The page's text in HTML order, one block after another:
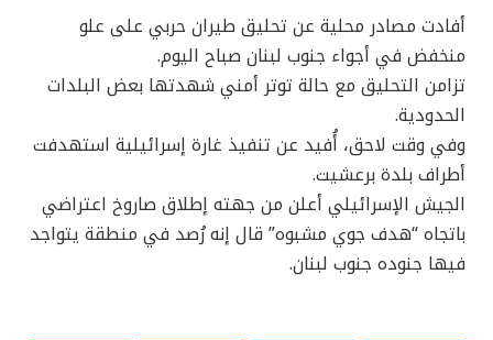
أفادت مصادر محلية عن تحليق طيران حربي على علو
منخفض في أجواء جنوب لبنان صباح اليوم.
تزامن التحليق مع حالة توتر أمني شهدتها بعض البلدات
الحدودية.
وفي وقت لاحق، أُفيد عن تنفيذ غارة إسرائيلية استهدفت
أطراف بلدة برعشيت.
الجيش الإسرائيلي أعلن من جهته إطلاق صاروخ اعتراضي
باتجاه “هدف جوي مشبوه” قال إنه رُصد في منطقة يتواجد
فيها جنوده جنوب لبنان.